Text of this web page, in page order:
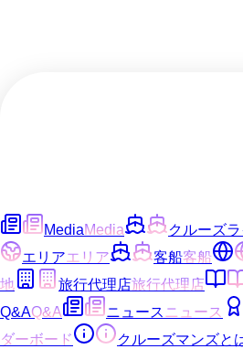
MediaMedia クルーズ
エリアエリア 客船客船
地
旅行代理店旅行代理店
Q&AQ&A ニュース ニュース
ダーボード
クルーズマンズと